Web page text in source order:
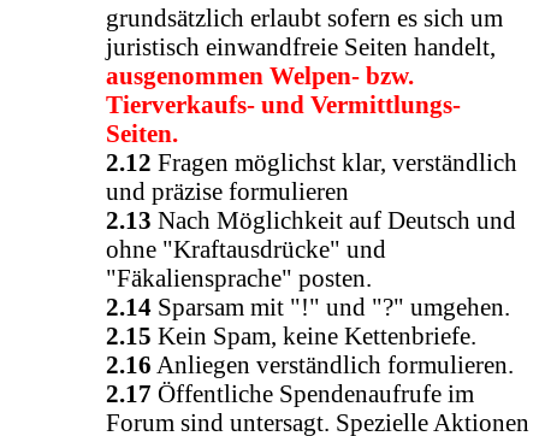
grundsätzlich erlaubt sofern es sich um
juristisch einwandfreie Seiten handelt,
ausgenommen Welpen- bzw.
Tierverkaufs- und Vermittlungs-
Seiten.
2.12 Fragen möglichst klar, verständlich
und präzise formulieren
2.13 Nach Möglichkeit auf Deutsch und
ohne "Kraftausdrücke" und
"Fäkaliensprache" posten.
2.14 Sparsam mit "!" und "?" umgehen.
2.15 Kein Spam, keine Kettenbriefe.
2.16 Anliegen verständlich formulieren.
2.17 Öffentliche Spendenaufrufe im
Forum sind untersagt. Spezielle Aktionen